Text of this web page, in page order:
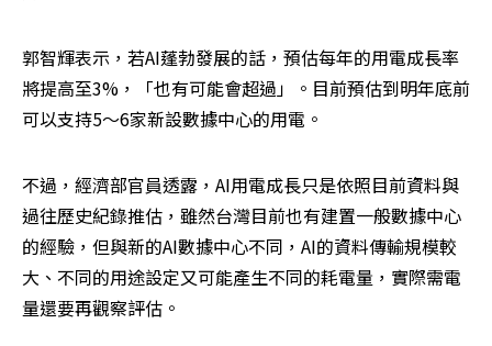
郭智輝表示，若AI蓬勃發展的話，預估每年的用電成長率
將提高至3%，「也有可能會超過」。目前預估到明年底前
可以支持5～6家新設數據中心的用電。
不過，經濟部官員透露，AI用電成長只是依照目前資料與
過往歷史紀錄推估，雖然台灣目前也有建置一般數據中心
的經驗，但與新的AI數據中心不同，AI的資料傳輸規模較
大、不同的用途設定又可能產生不同的耗電量，實際需電
量還要再觀察評估。